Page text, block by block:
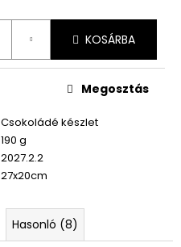
KOSÁRBA
Csokoládé készlet
190 g
2027.2.2
27x20cm
Megosztás
Hasonló (8)